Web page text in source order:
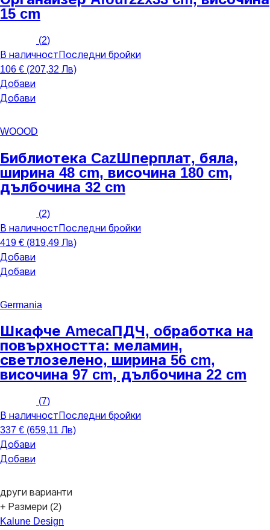
15 cm
(2)
В наличност Последни бройки
106 € (207,32 Лв)
Добави
Добави
WOOOD
Библиотека CazШперплат, бяла,
ширина 48 cm, височина 180 cm,
дълбочина 32 cm
(2)
В наличност Последни бройки
419 € (819,49 Лв)
Добави
Добави
Germania
Шкафче AmecaПДЧ, oбработка на
повърхността: меламин,
светлозелено, ширина 56 cm,
височина 97 cm, дълбочина 22 cm
(7)
В наличност Последни бройки
337 € (659,11 Лв)
Добави
Добави
други варианти
+ Размери (2)
Kalune Design